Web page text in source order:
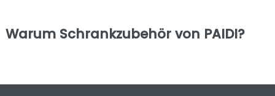
Warum Schrankzubehör von PAIDI?